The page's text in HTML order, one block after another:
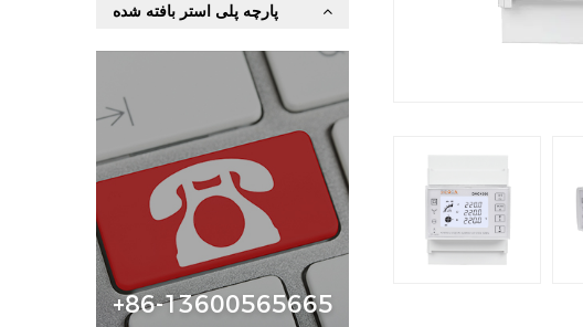
پارچه پلی استر بافته شده
+86-13600565665